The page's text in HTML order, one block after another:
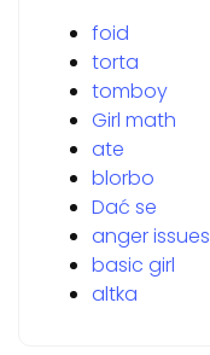
foid
torta
tomboy
Girl math
ate
blorbo
Dać se
anger issues
basic girl
altka